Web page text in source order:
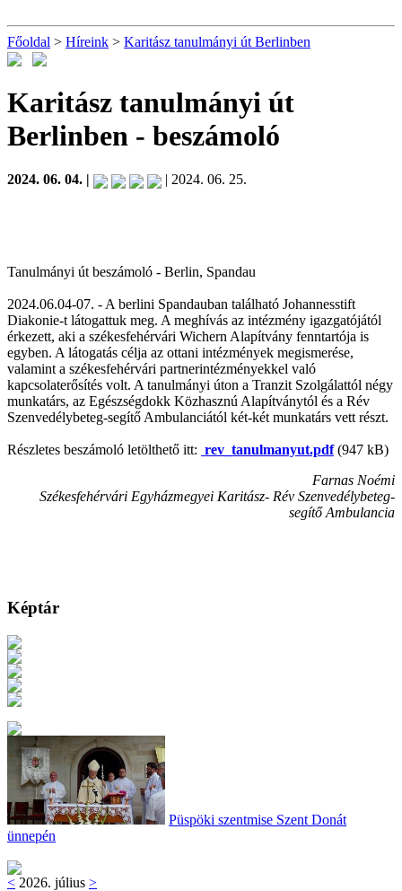
Főoldal > Híreink > Karitász tanulmányi út Berlinben
Karitász tanulmányi út
Berlinben - beszámoló
2024. 06. 04. | | 2024. 06. 25.
Tanulmányi út beszámoló - Berlin, Spandau
2024.06.04-07. - A berlini Spandauban található Johannesstift
Diakonie-t látogattuk meg. A meghívás az intézmény igazgatójától
érkezett, aki a székesfehérvári Wichern Alapítvány fenntartója is
egyben. A látogatás célja az ottani intézmények megismerése,
valamint a székesfehérvári partnerintézményekkel való
kapcsolaterősítés volt. A tanulmányi úton a Tranzit Szolgálattól négy
munkatárs, az Egészségdokk Közhasznú Alapítványtól és a Rév
Szenvedélybeteg-segítő Ambulanciától két-két munkatárs vett részt.
Részletes beszámoló letölthető itt: rev_tanulmanyut.pdf(947 kB)
Farnas Noémi
Székesfehérvári Egyházmegyei Karitász- Rév Szenvedélybeteg-
segítő Ambulancia
Képtár
Püspöki szentmise Szent Donát
ünnepén
< 2026. július >